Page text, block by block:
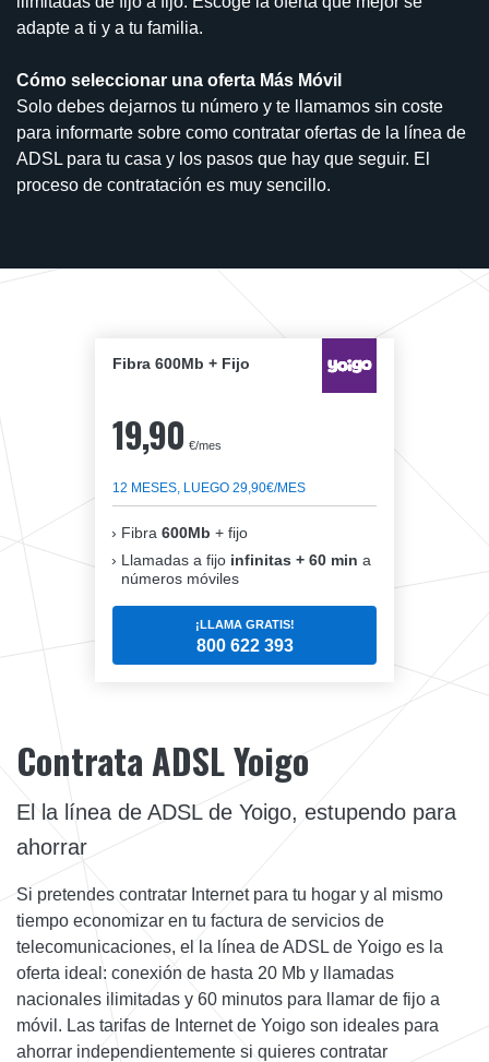
adapte a ti y a tu familia.
Cómo seleccionar una oferta Más Móvil
Solo debes dejarnos tu número y te llamamos sin coste
para informarte sobre como contratar ofertas de la línea de
ADSL para tu casa y los pasos que hay que seguir. El
proceso de contratación es muy sencillo.
Fibra 600Mb + Fijo
19,90 €/mes
12 MESES, LUEGO 29,90€/MES
Fibra 600Mb + fijo
Llamadas a fijo infinitas + 60 min a
números móviles
¡LLAMA GRATIS!
800 622 393
Contrata ADSL Yoigo
El la línea de ADSL de Yoigo, estupendo para
ahorrar
Si pretendes contratar Internet para tu hogar y al mismo
tiempo economizar en tu factura de servicios de
telecomunicaciones, el la línea de ADSL de Yoigo es la
oferta ideal: conexión de hasta 20 Mb y llamadas
nacionales ilimitadas y 60 minutos para llamar de fijo a
móvil. Las tarifas de Internet de Yoigo son ideales para
ahorrar independientemente si quieres contratar